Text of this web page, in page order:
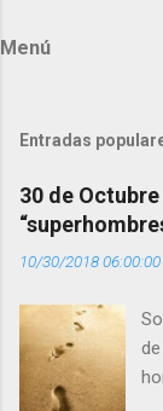
t
r
i
o
s
Menú
Entradas
30 de
10/30/2018 06:00:00